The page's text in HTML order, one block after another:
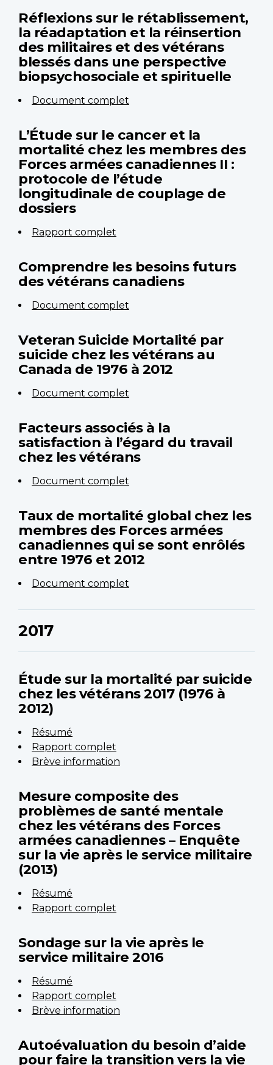
Réflexions sur le rétablissement,
la réadaptation et la réinsertion
des militaires et des vétérans
blessés dans une perspective
biopsychosociale et spirituelle
Document complet
L’Étude sur le cancer et la
mortalité chez les membres des
Forces armées canadiennes II :
protocole de l’étude
longitudinale de couplage de
dossiers
Rapport complet
Comprendre les besoins futurs
des vétérans canadiens
Document complet
Veteran Suicide Mortalité par
suicide chez les vétérans au
Canada de 1976 à 2012
Document complet
Facteurs associés à la
satisfaction à l’égard du travail
chez les vétérans
Document complet
Taux de mortalité global chez les
membres des Forces armées
canadiennes qui se sont enrôlés
entre 1976 et 2012
Document complet
2017
Étude sur la mortalité par suicide
chez les vétérans 2017 (1976 à
2012)
Résumé
Rapport complet
Brève information
Mesure composite des
problèmes de santé mentale
chez les vétérans des Forces
armées canadiennes – Enquête
sur la vie après le service militaire
(2013)
Résumé
Rapport complet
Sondage sur la vie après le
service militaire 2016
Résumé
Rapport complet
Brève information
Autoévaluation du besoin d’aide
pour faire la transition vers la vie